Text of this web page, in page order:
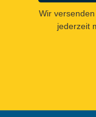
Wir
jederzeit